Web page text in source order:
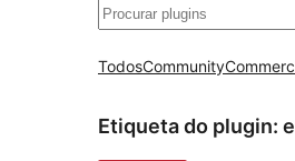
Pesquisar
TodosCommunity
Etiqueta do plugin: